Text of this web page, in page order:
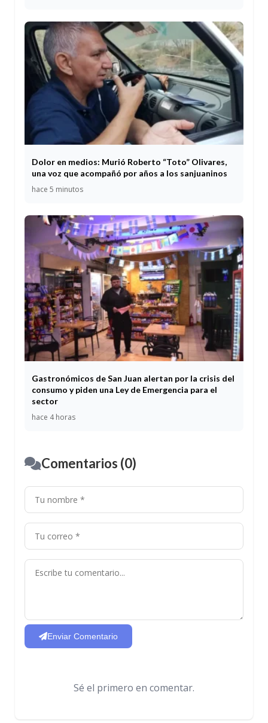
Dolor en medios: Murió Roberto “Toto” Olivares,
una voz que acompañó por años a los sanjuaninos
hace 5 minutos
Gastronómicos de San Juan alertan por la crisis del
consumo y piden una Ley de Emergencia para el
sector
hace 4 horas
Comentarios (0)
Enviar Comentario
Sé el primero en comentar.